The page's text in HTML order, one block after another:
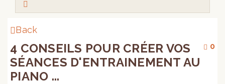
Back
0
4 CONSEILS POUR CRÉER VOS
SÉANCES D'ENTRAINEMENT AU
PIANO ...